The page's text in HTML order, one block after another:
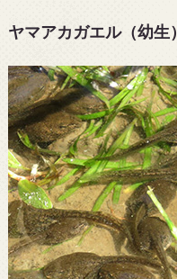
ヤマアカガエル（幼生）